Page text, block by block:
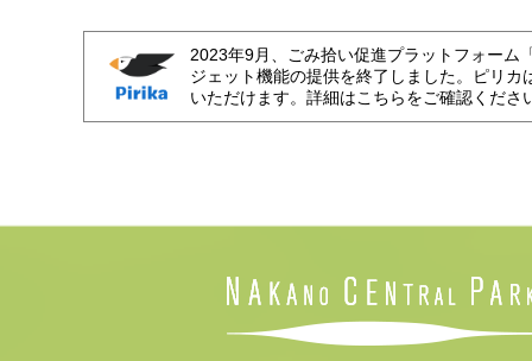
2023年9月、ごみ拾い促進プラットフォーム
ジェット機能の提供を終了しました。ピリカ
いただけます。詳細はこちらをご確認くださ